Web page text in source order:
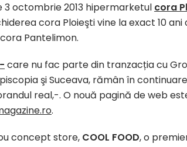
3 octombrie 2013 hipermarketul cora
cora Ploieşti vine la exact 10
Pantelimon.
care nu fac parte din tranzacția cu
şi Suceava, rămân în continuare
real,-. O nouă pagină de web
.
concept store, COOL FOOD, o